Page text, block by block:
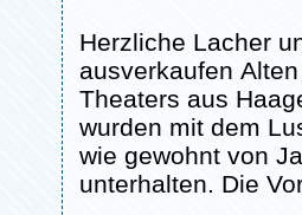
Herzliche Lacher
ausverkaufen
Theaters aus
wurden mit dem
wie gewohnt von
unterhalten. Die